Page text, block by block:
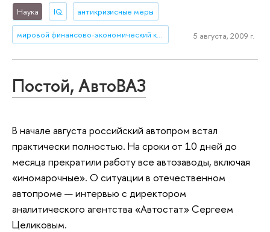
Наука IQ антикризисные меры
мировой финансово-экономический кризис 5 августа, 2009 г.
Постой, АвтоВАЗ
В начале августа российский автопром встал
практически полностью. На сроки от 10 дней до
месяца прекратили работу все автозаводы, включая
«иномарочные». О ситуации в отечественном
автопроме — интервью с директором
аналитического агентства «Автостат» Сергеем
Целиковым.